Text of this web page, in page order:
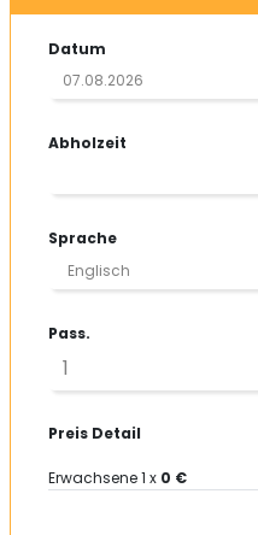
Datum
Abholzeit
Sprache
Pass.
Preis Detail
Erwachsene1 x 0 €